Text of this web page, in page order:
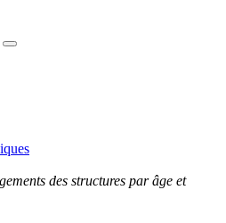
des structures par âge et